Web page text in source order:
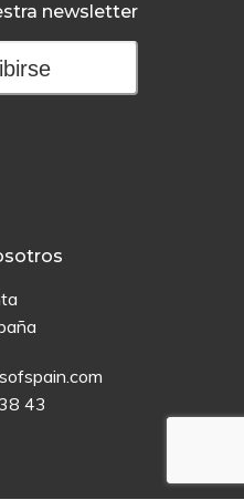
newsletter
43